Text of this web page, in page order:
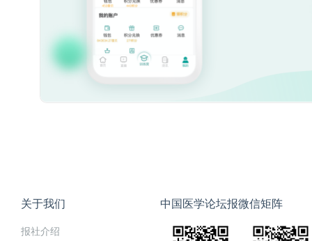
关于我们
报社介绍
中国医学论坛报微信矩阵